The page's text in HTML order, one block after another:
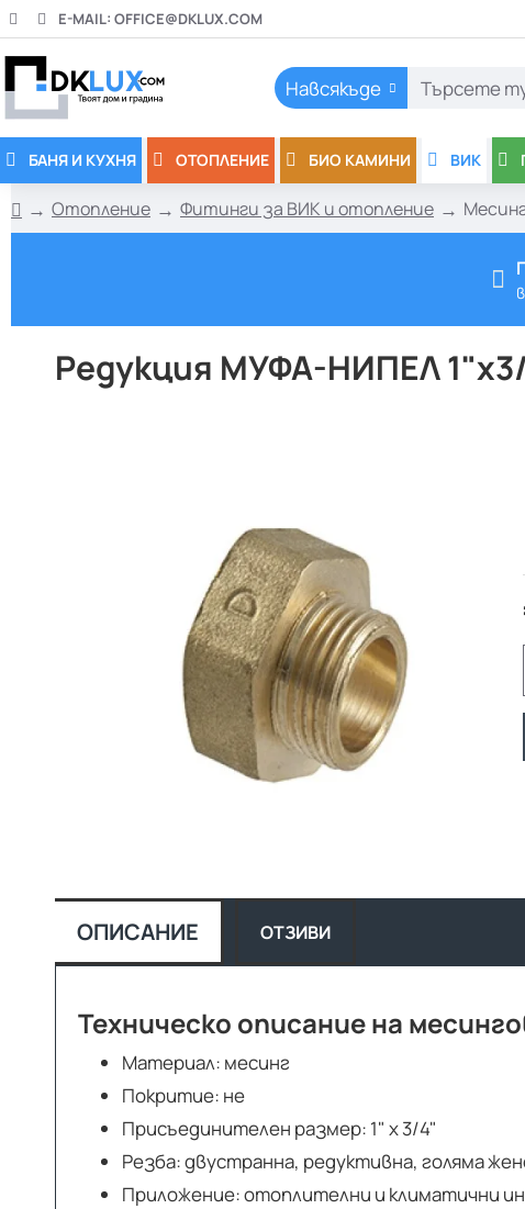
E-MAIL: OFFICE@DKLUX.COM
Навсякъде
Търсете
БАНЯ И КУХНЯ ОТОПЛЕНИЕ БИО КАМИНИ ВИК
h
Отопление Фитинги за ВИК и отопление
Редукция МУФА-НИПЕЛ
ОПИСАНИЕ ОТЗИВИ
Техническо описание на
Материал: месинг
Покритие: не
Присъединителен размер: 1" х 3/4"
Резба: двустранна, редуктивна, голяма
Приложение: отоплителни и климатични